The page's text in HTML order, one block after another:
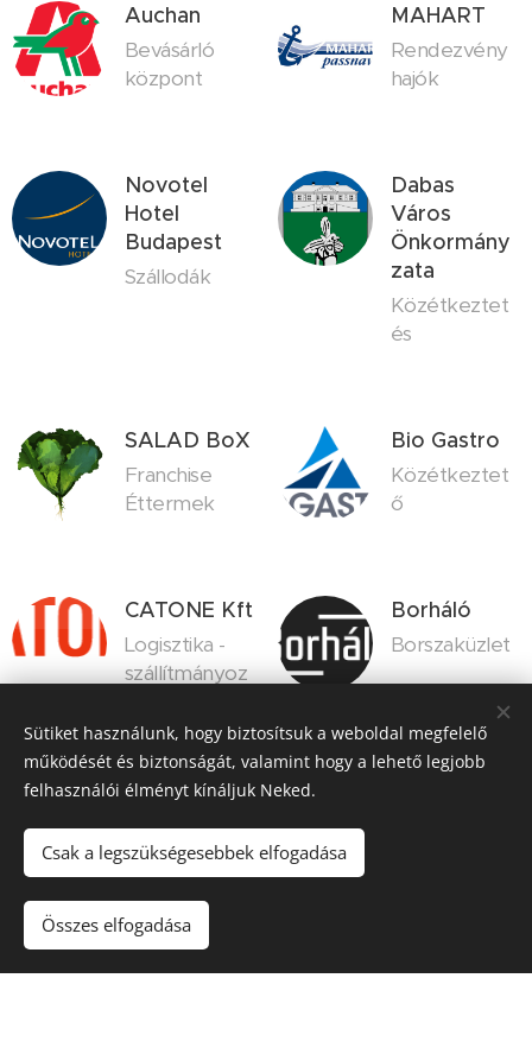
Auchan
Bevásárló
központ
MAHART
Rendezvény
hajók
Novotel
Hotel
Budapest
Szállodák
Dabas
Város
Önkormány
zata
Közétkeztet
és
SALAD BoX
Franchise
Éttermek
Bio Gastro
Közétkeztet
ő
CATONE Kft
Logisztika -
szállítmányoz
Borháló
Borszaküzlet
MÁRKHÁZI
pálinka
Pálinka főző
Atlétikai
Sütiket használunk, hogy biztosítsuk a weboldal megfelelő
működését és biztonságát, valamint hogy a lehető legjobb
felhasználói élményt kínáljuk Neked.
Csak a legszükségesebbek elfogadása
Összes elfogadása